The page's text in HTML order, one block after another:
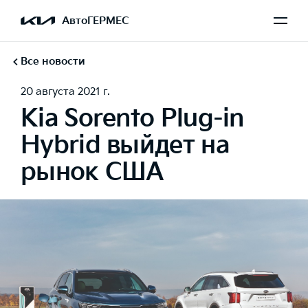
АвтоГЕРМЕС
Все новости
20 августа 2021 г.
Kia Sorento Plug-in
Hybrid выйдет на
рынок США